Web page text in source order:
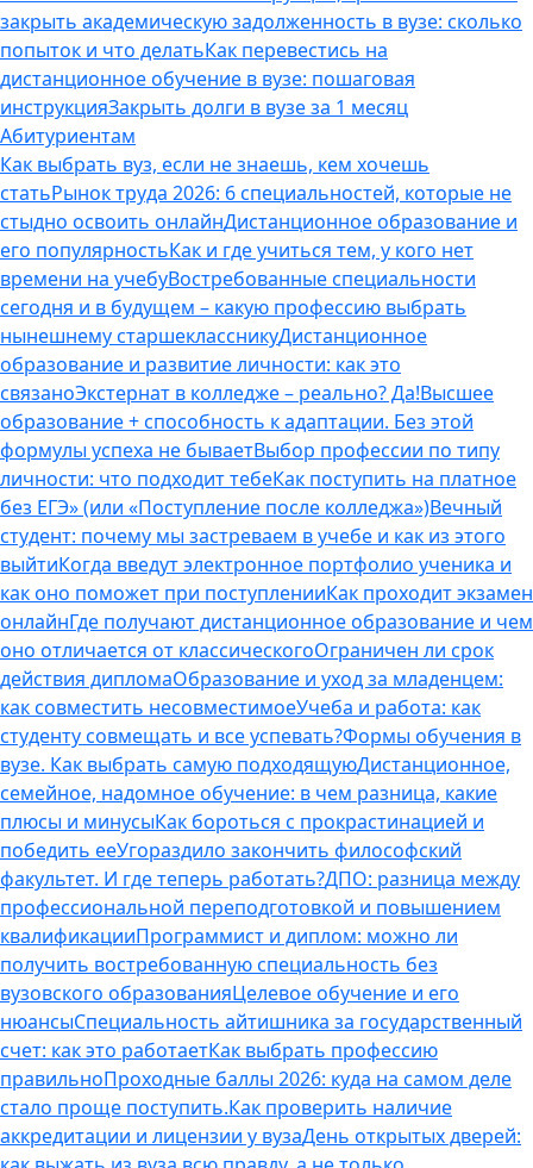
закрыть академическую задолженность в вузе: сколько
попыток и что делатьКак перевестись на
дистанционное обучение в вузе: пошаговая
инструкцияЗакрыть долги в вузе за 1 месяц
Абитуриентам
Как выбрать вуз, если не знаешь, кем хочешь
статьРынок труда 2026: 6 специальностей, которые не
стыдно освоить онлайнДистанционное образование и
его популярностьКак и где учиться тем, у кого нет
времени на учебуВостребованные специальности
сегодня и в будущем – какую профессию выбрать
нынешнему старшеклассникуДистанционное
образование и развитие личности: как это
связаноЭкстернат в колледже – реально? Да!Высшее
образование + способность к адаптации. Без этой
формулы успеха не бываетВыбор профессии по типу
личности: что подходит тебеКак поступить на платное
без ЕГЭ» (или «Поступление после колледжа»)Вечный
студент: почему мы застреваем в учебе и как из этого
выйтиКогда введут электронное портфолио ученика и
как оно поможет при поступленииКак проходит экзамен
онлайнГде получают дистанционное образование и чем
оно отличается от классическогоОграничен ли срок
действия дипломаОбразование и уход за младенцем:
как совместить несовместимоеУчеба и работа: как
студенту совмещать и все успевать?Формы обучения в
вузе. Как выбрать самую подходящуюДистанционное,
семейное, надомное обучение: в чем разница, какие
плюсы и минусыКак бороться с прокрастинацией и
победить ееУгораздило закончить философский
факультет. И где теперь работать?ДПО: разница между
профессиональной переподготовкой и повышением
квалификацииПрограммист и диплом: можно ли
получить востребованную специальность без
вузовского образованияЦелевое обучение и его
нюансыСпециальность айтишника за государственный
счет: как это работаетКак выбрать профессию
правильноПроходные баллы 2026: куда на самом деле
стало проще поступить.Как проверить наличие
аккредитации и лицензии у вузаДень открытых дверей: